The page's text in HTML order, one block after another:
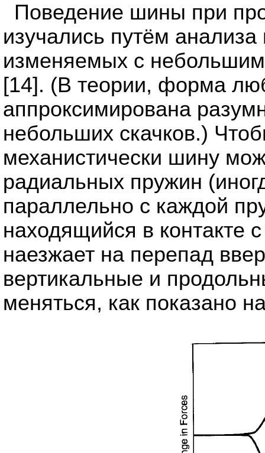
Поведение шины при
изучались путём
изменяемых с
[14]. (В теории, форма
аппроксимирована
небольших скачков.)
механистически шину
радиальных пружин
параллельно с каждой
находящийся в контакте
наезжает на перепад
вертикальные и
меняться, как показано